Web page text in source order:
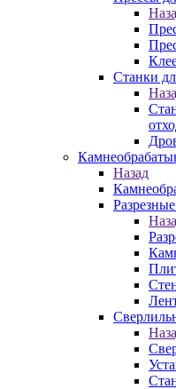
Станки
Назад